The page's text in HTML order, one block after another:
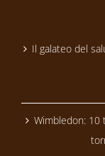
Il galateo del
Wimbledon: 10